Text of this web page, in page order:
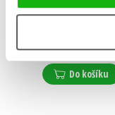
Usmát se a
239 Kč299 Kč
Do košíku